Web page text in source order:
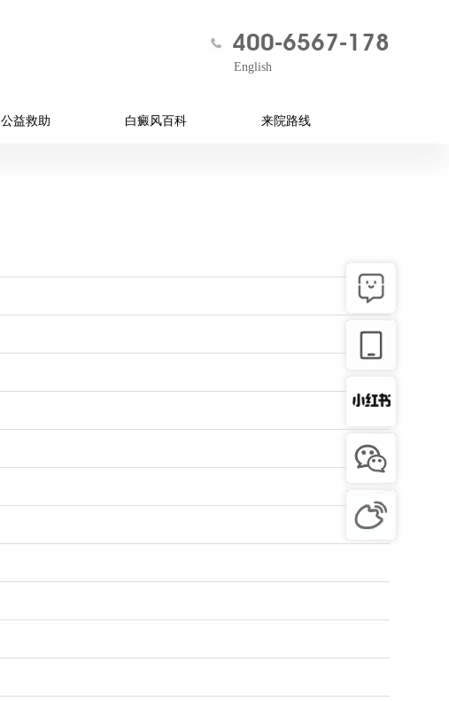
400-6567-178
English
公益救助 白癜风百科 来院路线